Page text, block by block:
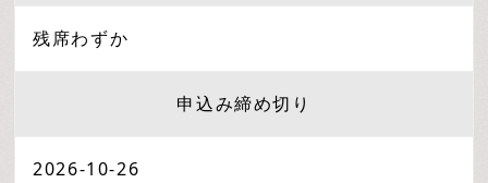
残席わずか
申込み締め切り
2026-10-26